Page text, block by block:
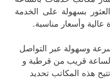
بسهولة على الخدمة
عالية وأسعار مناسبة.
وسهولة عبر التواصل
قريب من قرطبة و
هذه المكاتب تحديد